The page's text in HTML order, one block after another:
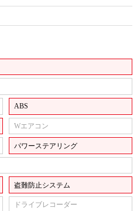
ABS
Wエアコン
パワーステアリング
盗難防止システム
ドライブレコーダー